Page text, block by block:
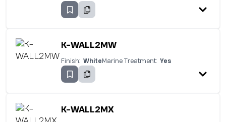
K-WALL2MW
Finish: White Marine Treatment: Yes
K-WALL2MX